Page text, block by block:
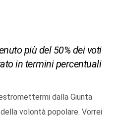
più del 50% dei voti
in termini percentuali
dalla Giunta
volontà popolare. Vorrei